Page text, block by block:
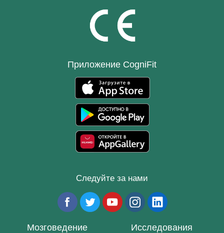
Приложение CogniFit
Следуйте за нами
Мозговедение Исследования